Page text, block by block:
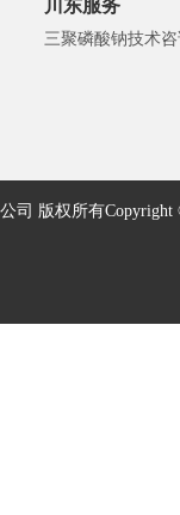
川东服务
三聚磷酸钠技术
司 版权所有Copyright